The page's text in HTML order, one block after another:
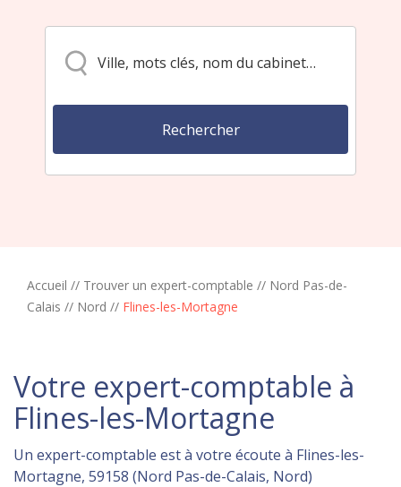
Accueil // Trouver un expert-comptable // Nord Pas-de-
Calais // Nord // Flines-les-Mortagne
Votre expert-comptable à
Flines-les-Mortagne
Un expert-comptable est à votre écoute à Flines-les-
Mortagne, 59158 (Nord Pas-de-Calais, Nord)